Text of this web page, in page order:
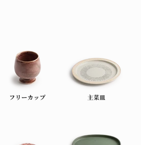
フリーカップ 主菜皿